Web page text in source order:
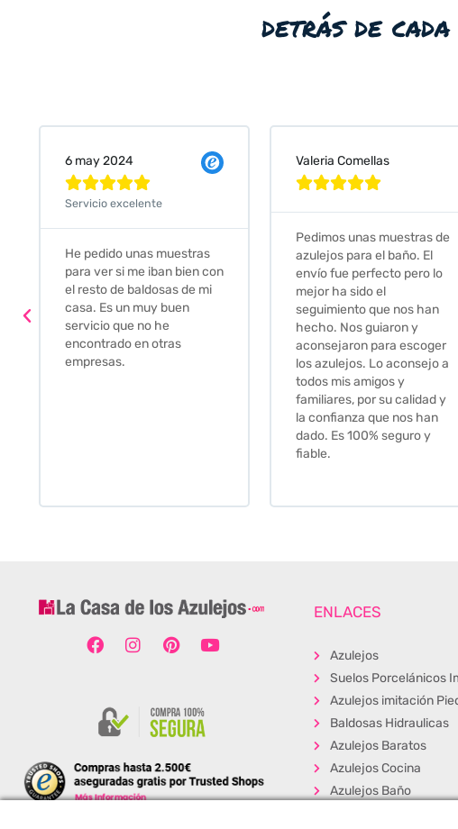
detrás de
Valeria Comellas

azulejos para el baño. El
envío fue perfecto pero lo
mejor ha sido el
seguimiento que nos han
hecho. Nos guiaron y
aconsejaron para escoger
los azulejos. Lo aconsejo a
25 abr 2024

Muy amables, con muy
buena disponibilidad para
darte opciones y
soluciones. fantástica
relación calidad-precio.
Gracias por todo
ENLACES
Azulejos
Suelos Porcelánicos
Azulejos imitación
Baldosas Hidraulicas
Azulejos Baratos
Azulejos Cocina
Azulejos Baño